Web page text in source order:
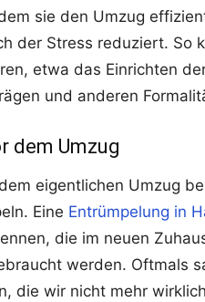
sie den Umzug
der Stress reduziert. So
etwa das Einrichten
und anderen
dem Umzug
eigentlichen Umzug
Eine Entrümpelung in
die im neuen
werden. Oftmals
die wir nicht mehr